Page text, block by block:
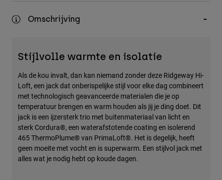
Hats & Caps
Alles bekijken
Omschrijving
Stijlvolle warmte en isolatie
Als de kou invalt, dan kan niemand zonder deze Ridgeway Hi-
Loft, een jack dat onberispelijke stijl voor elke dag combineert
met technologisch geavanceerde materialen die je op
temperatuur brengen en warm houden als jij je ding doet. Dit
jack is een ijzersterk trio met buitenmateriaal van licht en
sterk Cordura®, een waterafstotende coating en isolerend
465 ThermoPlume® van PrimaLoft®. Het is degelijk, heeft
geen moeite met vocht en is superwarm. Een stijlvol jack met
alles wat je nodig hebt op koude dagen.